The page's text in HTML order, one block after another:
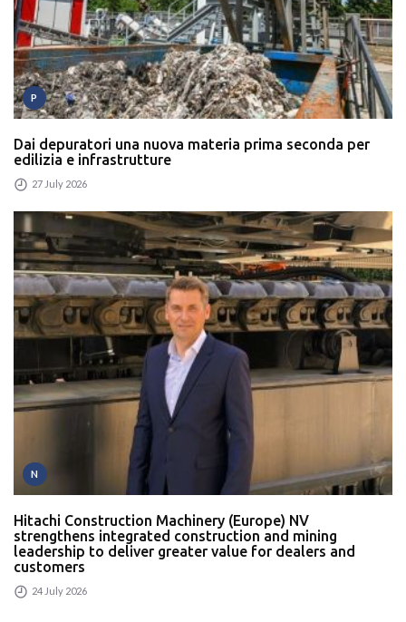
P
Dai depuratori una nuova materia prima seconda per
edilizia e infrastrutture
27 July 2026
N
Hitachi Construction Machinery (Europe) NV
strengthens integrated construction and mining
leadership to deliver greater value for dealers and
customers
24 July 2026